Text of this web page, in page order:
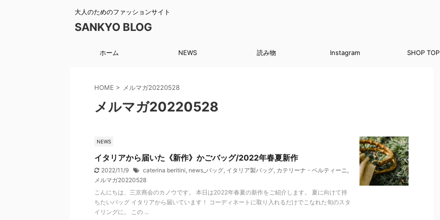
大人のためのファッションサイト
SANKYO BLOG
ホーム NEWS 読み物 Instagram SHOP TOP
HOME > メルマガ20220528
メルマガ20220528
NEWS
イタリアから届いた《新作》かごバッグ/2022年春夏新作
2022/11/9 caterina beritini, news_バッグ, イタリア製バッグ, カテリーナ・ベルティーニ,
メルマガ20220528
こんにちは、三京商会のカノウです。 本日は2022年春夏の新作をご紹介します。 夏に向けて持
ちたいバッグ イタリアから届いています！ コーディネートに取り入れるだけでこなれた旬のスタ
イリングに。 この ...